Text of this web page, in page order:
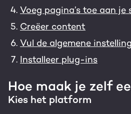
Voeg pagina’s toe aan je
Creëer content
Vul de algemene
Installeer plug-ins
Hoe maak je zelf
Kies het platform